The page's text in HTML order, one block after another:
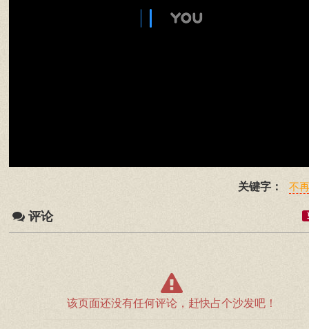
关键字： 不
评论
该页面还没有任何评论，赶快占个沙发吧！